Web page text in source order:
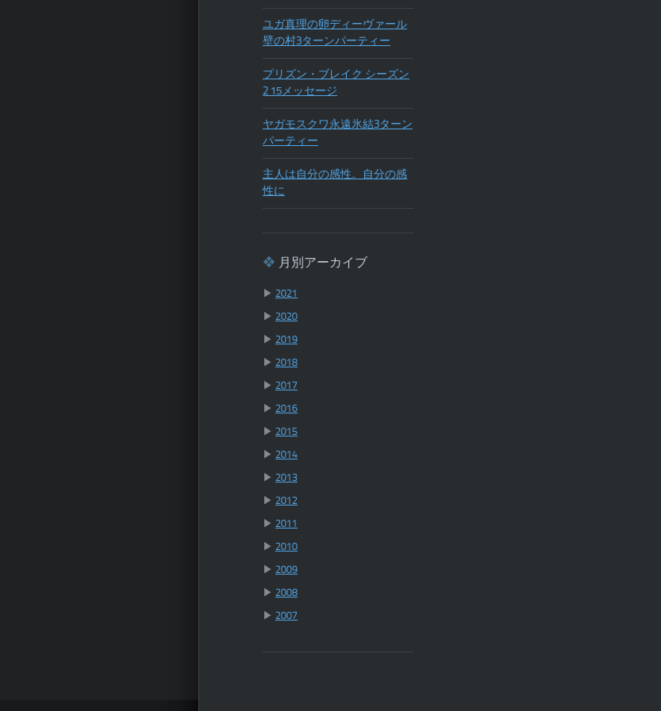
ユガ真理の卵ディーヴァール
壁の村3ターンパーティー
プリズン・ブレイク シーズン
2 15メッセージ
ヤガモスクワ永遠氷結3ターン
パーティー
主人は自分の感性。自分の感
性に
月別アーカイブ
▶ 2021
▶ 2020
▶ 2019
▶ 2018
▶ 2017
▶ 2016
▶ 2015
▶ 2014
▶ 2013
▶ 2012
▶ 2011
▶ 2010
▶ 2009
▶ 2008
▶ 2007